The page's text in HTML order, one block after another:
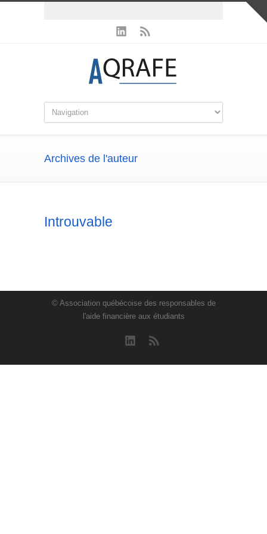
Archives de l'auteur
Introuvable
© Association québécoise des responsables de
l'aide financière aux étudiants